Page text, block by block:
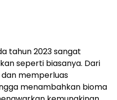
tahun 2023 sangat
seperti biasanya. Dari
memperluas
menambahkan bioma